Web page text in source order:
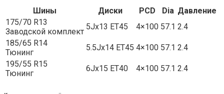
Шины Диски PCD Dia Давление
175/70 R13
Заводской комплект
5Jx13 ET45 4×100 57.1 2.4
185/65 R14
Тюнинг
5.5Jx14 ET45 4×100 57.1 2.4
195/55 R15
Тюнинг
6Jx15 ET40 4×100 57.1 2.4